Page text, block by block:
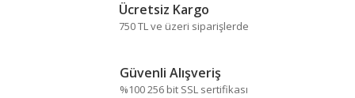
Ürün fiyatı diğer sitelerden daha pahalı.
Ücretsiz Kargo
750 TL ve üzeri siparişlerde
Güvenli Alışveriş
%100 256 bit SSL sertifikası